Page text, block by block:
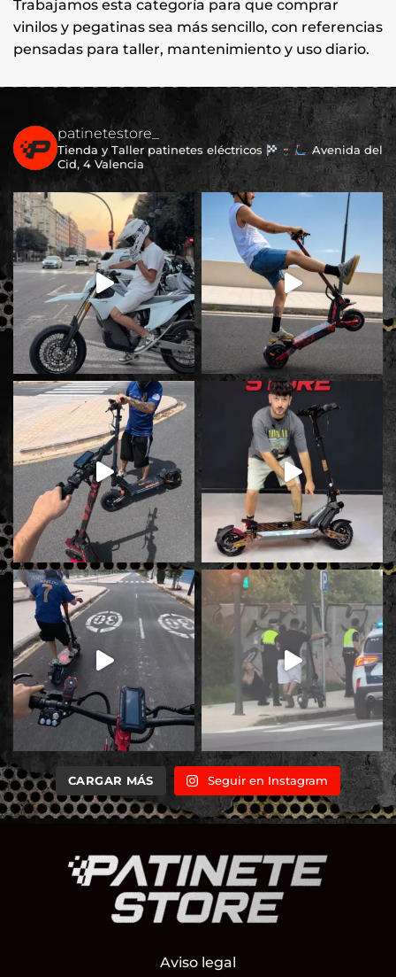
Trabajamos esta categoría para que comprar
vinilos y pegatinas sea más sencillo, con referencias
pensadas para taller, mantenimiento y uso diario.
patinetestore_
Tienda y Taller patinetes eléctricos
Avenida del
Cid, 4 Valencia
CARGAR MÁS Seguir en Instagram
Aviso legal